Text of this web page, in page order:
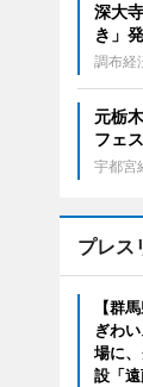
深大
き」
調布経
元栃
フェ
宇都宮
プレス
【群
ぎわ
場に
設「